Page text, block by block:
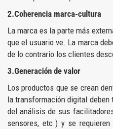
2.Coherencia marca-cultura
La marca es la parte más
que el usuario ve. La marca
de lo contrario los clientes
3.Generación de valor
Los productos que se crean
la transformación digital deben
del análisis de sus
sensores, etc.) y se